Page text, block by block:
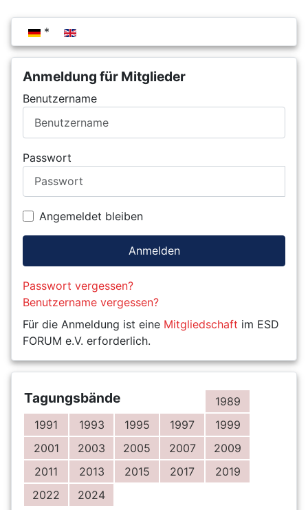
Sprache auswählen
Anmeldung für Mitglieder
Benutzername
Passwort
Angemeldet bleiben
Anmelden
Passwort vergessen?
Benutzername vergessen?
Für die Anmeldung ist eine Mitgliedschaft im ESD
FORUM e.V. erforderlich.
Tagungsbände
1989
1991
1993 1995 1997
1999
2001
2003 2005 2007
2009
2011
2013 2015 2017
2019
2022
2024